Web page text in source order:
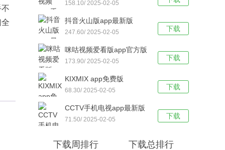
158.10/ 2025-02-05
下载
抖音火山版app最新版
247.60/ 2025-02-05
下载
咪咕视频爱看版app官方版
173.90/ 2025-02-05
下载
KIXMIX app免费版
68.30/ 2025-02-05
下载
CCTV手机电视app最新版
71.50/ 2025-02-05
下载周排行 下载总排行